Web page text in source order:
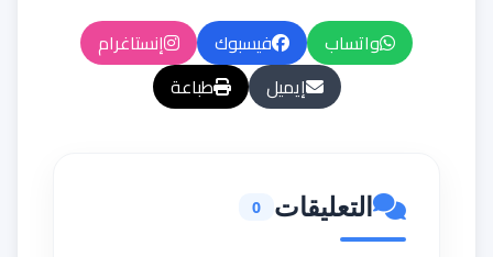
واتساب فيسبوك
إنستاغرام
إيميل
طباعة
التعليقات 0